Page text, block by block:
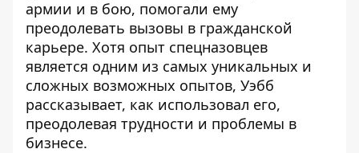
армии и в бою, помогали ему
преодолевать вызовы в гражданской
карьере. Хотя опыт спецназовцев
является одним из самых уникальных и
сложных возможных опытов, Уэбб
рассказывает, как использовал его,
преодолевая трудности и проблемы в
бизнесе.